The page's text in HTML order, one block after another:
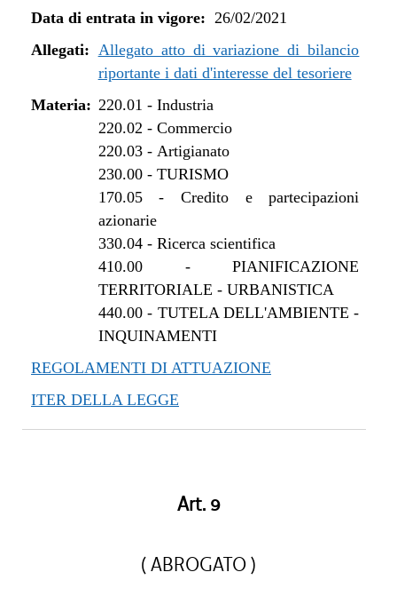
dal 16/12/2021 al 31/12/2021
dal 27/10/2021 al 15/12/2021
dal 12/08/2021 al 26/10/2021
dal 27/04/2021 al 11/08/2021
dal 26/02/2021 al 26/04/2021
Data di entrata in vigore: 26/02/2021
Allegati: Allegato atto di variazione di bilancio
riportante i dati d'interesse del tesoriere
Materia: 220.01 - Industria
220.02 - Commercio
220.03- Artigianato
230.00- TURISMO
170.05-Credito e partecipazioni
azionarie
330.04- Ricerca scientifica
410.00-PIANIFICAZIONE
TERRITORIALE - URBANISTICA
440.00- TUTELA DELL'AMBIENTE -
INQUINAMENTI
REGOLAMENTI DI ATTUAZIONE
ITER DELLA LEGGE
Art. 9
( ABROGATO )